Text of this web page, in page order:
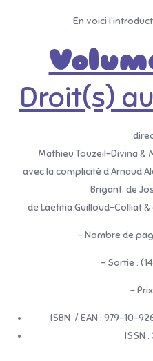
En voici
Droit(s)
Mathieu Touzeil-Divina &
avec la complicité d’Arnaud
Brigant, de
de Laëtitia Guilloud-Colliat
– Nombre de
– Sortie :
–
ISBN / EAN : 979-10-
ISSN